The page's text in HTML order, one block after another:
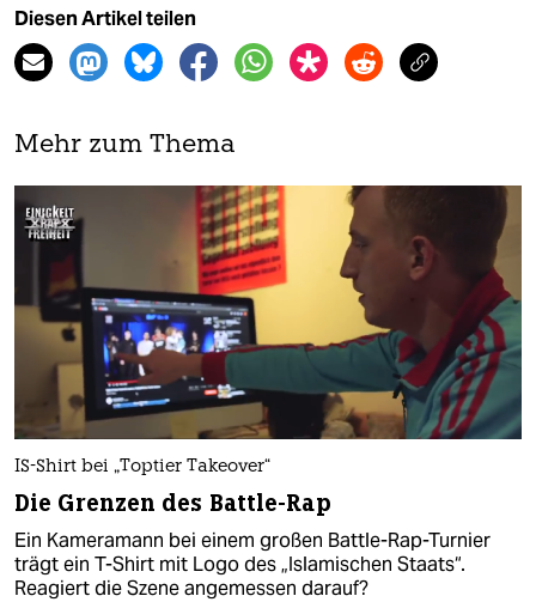
Diesen Artikel teilen
Mehr zum Thema
IS-Shirt bei „Toptier Takeover“
Die Grenzen des Battle-Rap
Ein Kameramann bei einem großen Battle-Rap-Turnier
trägt ein T-Shirt mit Logo des „Islamischen Staats“.
Reagiert die Szene angemessen darauf?